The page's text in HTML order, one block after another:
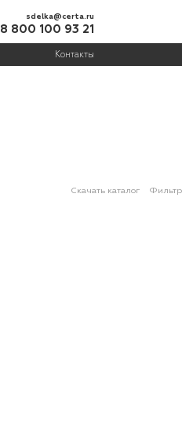
sdelka@certa.ru
8 800 100 93 21
Контакты
Скачать каталог Фильтр